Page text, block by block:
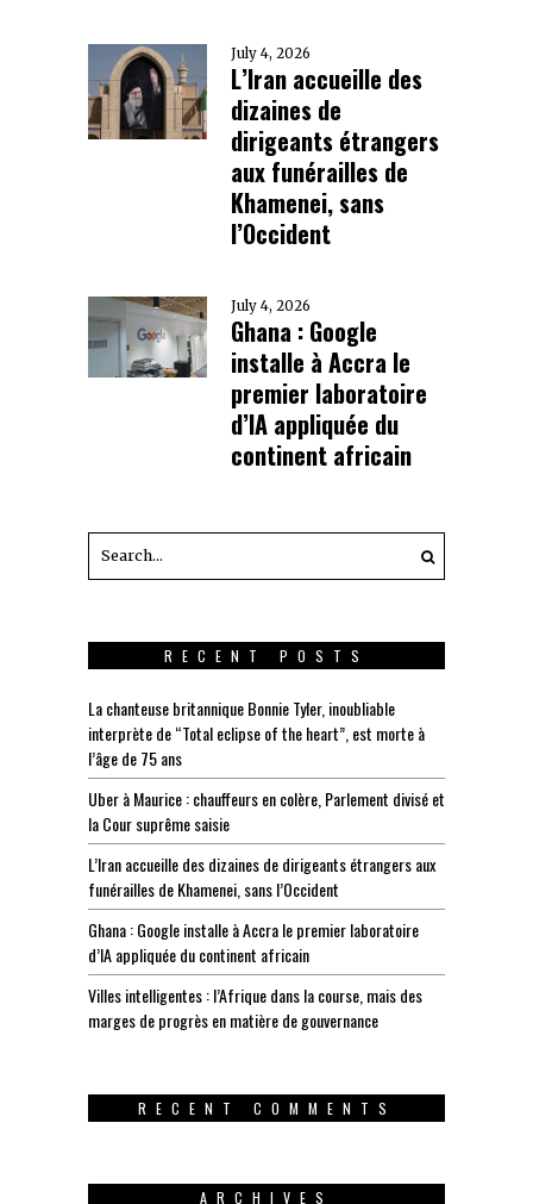
July 4, 2026
L’Iran accueille des
dizaines de
dirigeants étrangers
aux funérailles de
Khamenei, sans
l’Occident
July 4, 2026
Ghana : Google
installe à Accra le
premier laboratoire
d’IA appliquée du
continent africain
RECENT POSTS
La chanteuse britannique Bonnie Tyler, inoubliable
interprète de “Total eclipse of the heart”, est morte à
l’âge de 75 ans
Uber à Maurice : chauffeurs en colère, Parlement divisé et
la Cour suprême saisie
L’Iran accueille des dizaines de dirigeants étrangers aux
funérailles de Khamenei, sans l’Occident
Ghana : Google installe à Accra le premier laboratoire
d’IA appliquée du continent africain
Villes intelligentes : l’Afrique dans la course, mais des
marges de progrès en matière de gouvernance
RECENT COMMENTS
ARCHIVES